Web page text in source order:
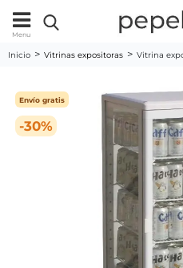
Menu
Inicio Vitrinas expositoras Vitrina
-30%
Envío gratis